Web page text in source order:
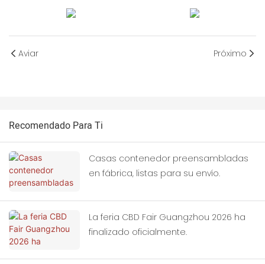
Aviar Próximo
Recomendado Para Ti
Casas contenedor preensambladas
en fábrica, listas para su envío.
La feria CBD Fair Guangzhou 2026 ha
finalizado oficialmente.